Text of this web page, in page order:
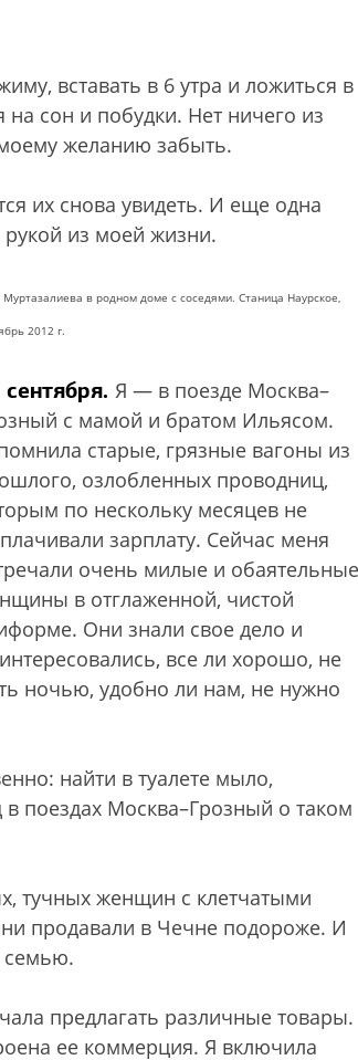
вставать в 6 утра и ложиться в
на сон и побудки. Нет ничего из
желанию забыть.
их снова увидеть. И еще одна
рукой из моей жизни.
Муртазалиева в родном доме с соседями. Станица Наурское,
2012 г.
сентября. Я — в поезде Москва–
с мамой и братом Ильясом.
старые, грязные вагоны из
озлобленных проводниц,
по нескольку месяцев не
зарплату. Сейчас меня
очень милые и обаятельные
в отглаженной, чистой
Они знали свое дело и
все ли хорошо, не
ночью, удобно ли нам, не нужно
найти в туалете мыло,
поездах Москва–Грозный о таком
тучных женщин с клетчатыми
продавали в Чечне подороже. И
семью.
предлагать различные товары.
ее коммерция. Я включила